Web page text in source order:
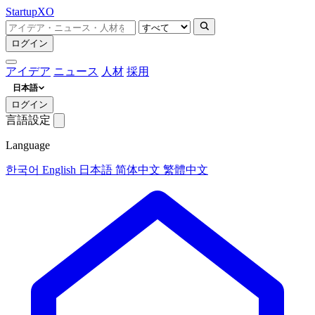
StartupXO
ログイン
アイデア ニュース 人材 採用
日本語
ログイン
言語設定
Language
한국어 English 日本語 简体中文 繁體中文